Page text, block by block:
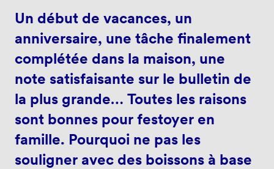
Un début de vacances, un
anniversaire, une tâche finalement
complétée dans la maison, une
note satisfaisante sur le bulletin de
la plus grande… Toutes les raisons
sont bonnes pour festoyer en
famille. Pourquoi ne pas les
souligner avec des boissons à base